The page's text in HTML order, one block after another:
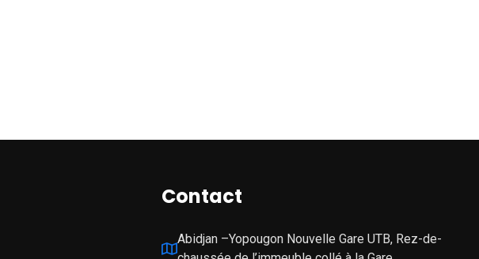
Contact
Abidjan –Yopougon Nouvelle Gare UTB, Rez-de-